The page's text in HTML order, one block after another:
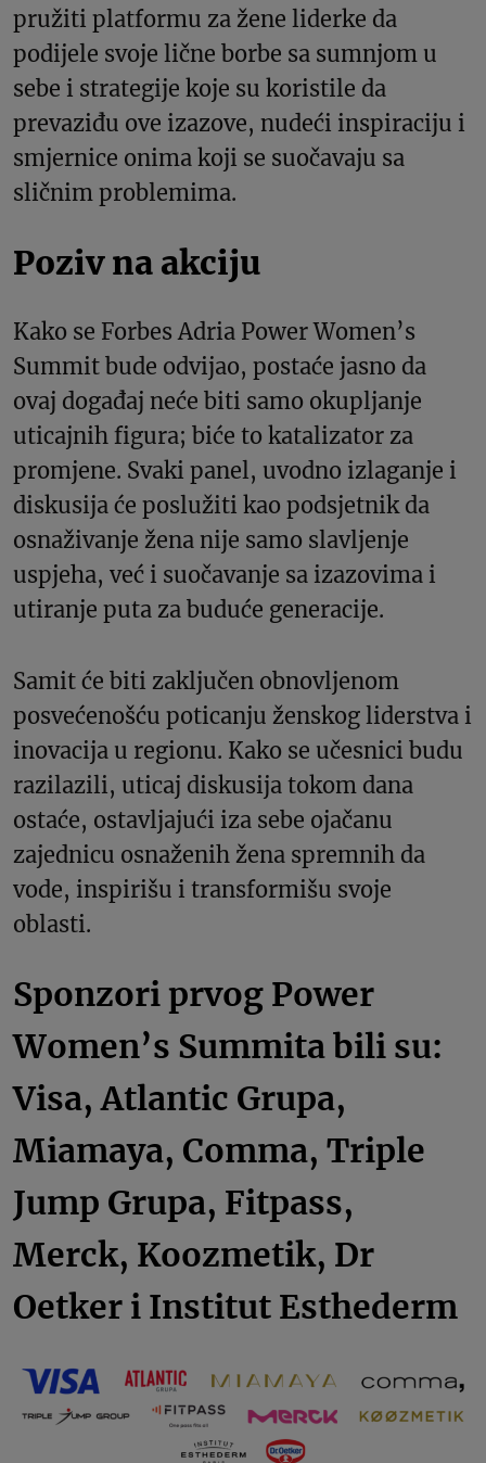
pružiti platformu za žene liderke da
podijele svoje lične borbe sa sumnjom u
sebe i strategije koje su koristile da
prevaziđu ove izazove, nudeći inspiraciju i
smjernice onima koji se suočavaju sa
sličnim problemima.
Poziv na akciju
Kako se Forbes Adria Power Women’s
Summit bude odvijao, postaće jasno da
ovaj događaj neće biti samo okupljanje
uticajnih figura; biće to katalizator za
promjene. Svaki panel, uvodno izlaganje i
diskusija će poslužiti kao podsjetnik da
osnaživanje žena nije samo slavljenje
uspjeha, već i suočavanje sa izazovima i
utiranje puta za buduće generacije.
Samit će biti zaključen obnovljenom
posvećenošću poticanju ženskog liderstva i
inovacija u regionu. Kako se učesnici budu
razilazili, uticaj diskusija tokom dana
ostaće, ostavljajući iza sebe ojačanu
zajednicu osnaženih žena spremnih da
vode, inspirišu i transformišu svoje
oblasti.
Sponzori prvog Power
Women’s Summita bili su:
Visa, Atlantic Grupa,
Miamaya, Comma, Triple
Jump Grupa, Fitpass,
Merck, Koozmetik, Dr
Oetker i Institut Esthederm